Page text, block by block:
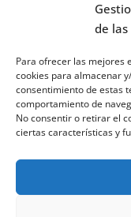
de las
Para ofrecer las mejores
cookies para almacenar
consentimiento de estas
comportamiento de
No consentir o retirar el
ciertas características y
Aviso Legal
2023